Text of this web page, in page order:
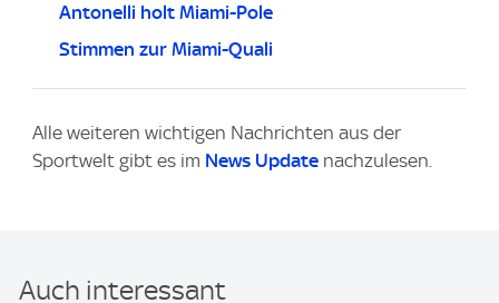
Antonelli holt Miami-Pole
Stimmen zur Miami-Quali
Alle weiteren wichtigen Nachrichten aus der
Sportwelt gibt es im News Update nachzulesen.
Auch interessant